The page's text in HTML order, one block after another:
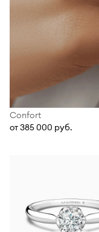
Confort
от 385 000 руб.